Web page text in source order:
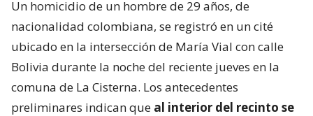
Un homicidio de un hombre de 29 años, de
nacionalidad colombiana, se registró en un cité
ubicado en la intersección de María Vial con calle
Bolivia durante la noche del reciente jueves en la
comuna de La Cisterna. Los antecedentes
preliminares indican que al interior del recinto se